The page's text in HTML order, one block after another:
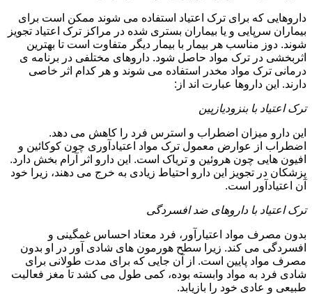
داروهایی که برای ترک اعتیاد استفاده می شوند ممکن است برای
بیماران سرپایی و یا بیماران بستری شده در مراکز ترک اعتیاد تجویز
شوند. دوز مناسب هر بیمار با بیمار دیگر متفاوت است تا بهترین
اثربخشی در ترک مواد حاصل شود. داروهای مختلفی در برنامه ی
درمانی ترک مواد مخدر استفاده می شوند و هر کدام اثر خاصی
دارند. این داروها عبارت اند از:
ترک اعتیاد با بنزودیازپین
این دارو میزان اضطراب و استرس فرد را کاهش می دهد.
اضطراب از عوارض معمول ترک مواد اعتیادآوری چون کوکائین و
افیون هایی چون هروئین و تریاک است. این دارو اثر آرام بخش دارد.
پزشکان در تجویز این دارو احتیاط زیادی به خرج می دهند، زیرا خود
آن اعتیادآور است.
ترک اعتیاد با داروهای ضد افسردگی
بدون مصرف مواد اعتیارآور، فرد معتاد احساس غمگینی و
افسردگی می کند. زیرا سطح هورمون های شادی آور در او بدون
مصرف مواد پایین است. از آن جایی که برای مدت طولانی برای
شادی فرد به مواد وابسته بوده، کمی طول می کشد تا مغز فعالیت
طبیعی و عادی خود را بازیابد.